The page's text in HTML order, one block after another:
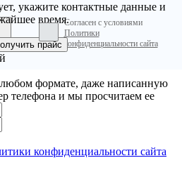
Согласен с условиями
Политики
конфиденциальности сайта
укажите контактные данные и
время.
прайс
формате, даже написанную
телефона и мы просчитаем ее
конфиденциальности сайта